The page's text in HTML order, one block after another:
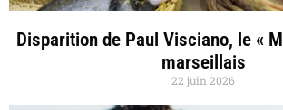
Disparition de Paul Visciano, le «
marseillais
22 juin 2026